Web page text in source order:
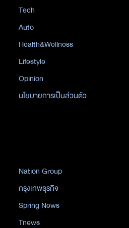
Tech
Auto
Health&Wellness
Lifestyle
Opinion
นโยบายการเป็นส่วนตัว
Nation Group
กรุงเทพธุรกิจ
Spring News
Tnews